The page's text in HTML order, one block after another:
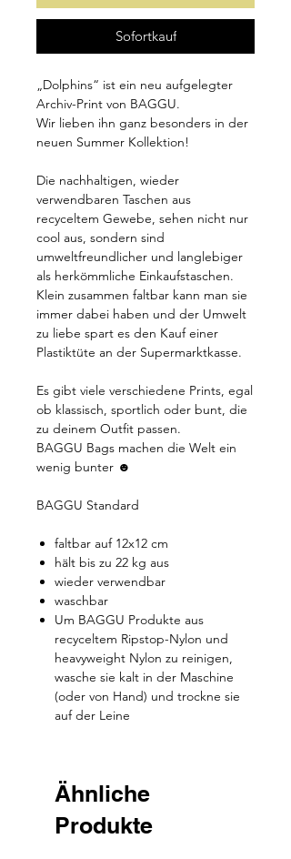
Sofortkauf
„Dolphins“ ist ein neu aufgelegter
Archiv-Print von BAGGU.
Wir lieben ihn ganz besonders in der
neuen Summer Kollektion!
Die nachhaltigen, wieder
verwendbaren Taschen aus
recyceltem Gewebe, sehen nicht nur
cool aus, sondern sind
umweltfreundlicher und langlebiger
als herkömmliche Einkaufstaschen.
Klein zusammen faltbar kann man sie
immer dabei haben und der Umwelt
zu liebe spart es den Kauf einer
Plastiktüte an der Supermarktkasse.
Es gibt viele verschiedene Prints, egal
ob klassisch, sportlich oder bunt, die
zu deinem Outfit passen.
BAGGU Bags machen die Welt ein
wenig bunter ☻
BAGGU Standard
faltbar auf 12x12 cm
hält bis zu 22 kg aus
wieder verwendbar
waschbar
Um BAGGU Produkte aus
recyceltem Ripstop-Nylon und
heavyweight Nylon zu reinigen,
wasche sie kalt in der Maschine
(oder von Hand) und trockne sie
auf der Leine
Ähnliche
Produkte